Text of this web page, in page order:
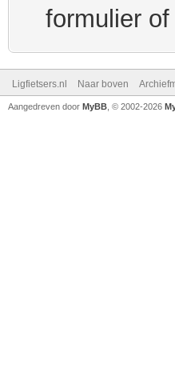
formulier
Ligfietsers.nl Naar boven
Aangedreven door MyBB , © 2002-2026